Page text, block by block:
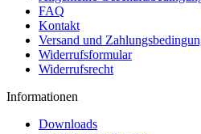
FAQ
Kontakt
Versand und
Widerrufsformular
Widerrufsrecht
Informationen
Downloads